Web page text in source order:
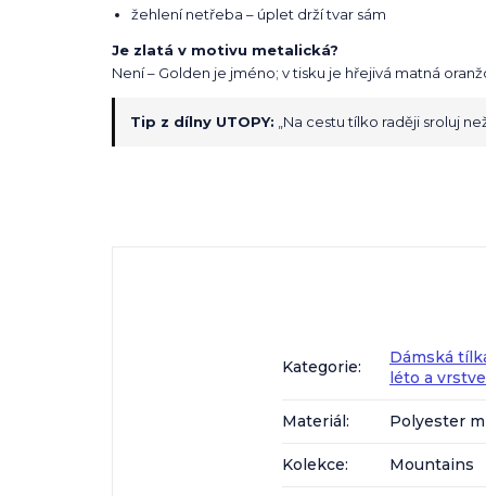
žehlení netřeba – úplet drží tvar sám
Je zlatá v motivu metalická?
Není – Golden je jméno; v tisku je hřejivá matná
Tip z dílny UTOPY: „Na cestu tílko raději sroluj
Kategorie:
Dámská
léto a
Materiál: Polyester
Kolekce: Mountains